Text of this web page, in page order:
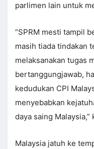
parlimen lain untuk
“SPRM mesti tampil
masih tiada tindakan
melaksanakan tugas
bertanggungjawab,
kedudukan CPI
menyebabkan
daya saing Malaysia,”
Malaysia jatuh ke